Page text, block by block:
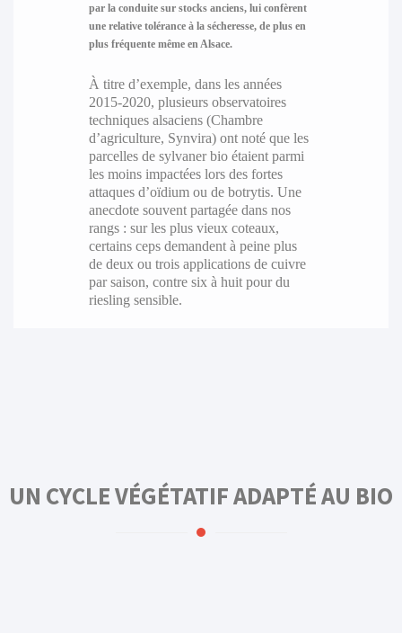
par la conduite sur stocks anciens, lui confèrent
une relative tolérance à la sécheresse, de plus en
plus fréquente même en Alsace.
À titre d’exemple, dans les années
2015-2020, plusieurs observatoires
techniques alsaciens (Chambre
d’agriculture, Synvira) ont noté que les
parcelles de sylvaner bio étaient parmi
les moins impactées lors des fortes
attaques d’oïdium ou de botrytis. Une
anecdote souvent partagée dans nos
rangs : sur les plus vieux coteaux,
certains ceps demandent à peine plus
de deux ou trois applications de cuivre
par saison, contre six à huit pour du
riesling sensible.
UN CYCLE VÉGÉTATIF ADAPTÉ AU BIO